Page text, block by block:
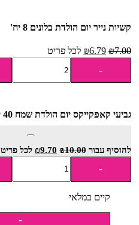
קשיות נייר יום הולדת בלונים 8 יח'
₪7.00
₪6.79 לכל פריט
גביעי קאפקייקס יום הולדת שמח 40 יח'
להוסיף⁦⁩ עבור ₪10.00
₪9.70 לכל פריט
קיים במלאי